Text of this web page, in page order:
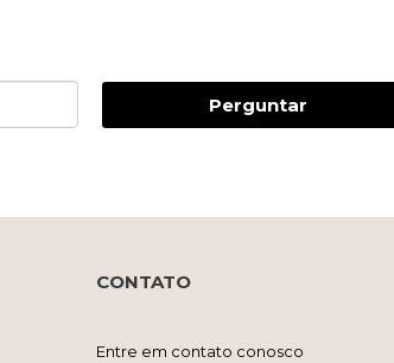
Perguntar
CONTATO
Entre em contato conosco